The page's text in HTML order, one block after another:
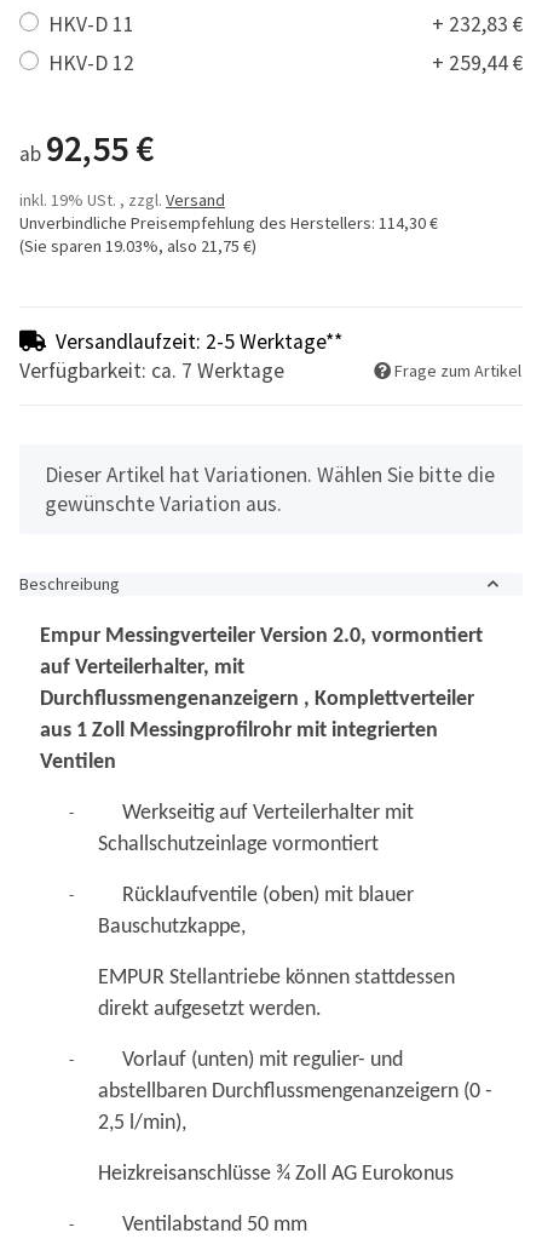
HKV-D 11
+ 232,83 €
HKV-D 12
+ 259,44 €
ab 92,55 €
inkl. 19% USt. , zzgl. Versand
Unverbindliche Preisempfehlung des Herstellers: 114,30 €
(Sie sparen 19.03%, also 21,75 €)
Versandlaufzeit: 2-5 Werktage**
Verfügbarkeit: ca. 7 Werktage
Frage zum Artikel
x
Dieser Artikel hat Variationen. Wählen Sie bitte die
gewünschte Variation aus.
Beschreibung
Empur Messingverteiler Version 2.0, vormontiert
auf Verteilerhalter, mit
Durchflussmengenanzeigern , Komplettverteiler
aus 1 Zoll Messingprofilrohr mit integrierten
Ventilen
-
Werkseitig auf Verteilerhalter mit
Schallschutzeinlage vormontiert
-
Rücklaufventile (oben) mit blauer
Bauschutzkappe,
EMPUR Stellantriebe können stattdessen
direkt aufgesetzt werden.
-
Vorlauf (unten) mit regulier- und
abstellbaren Durchflussmengenanzeigern (0 -
2,5 l/min),
Heizkreisanschlüsse ¾ Zoll AG Eurokonus
- Ventilabstand 50 mm